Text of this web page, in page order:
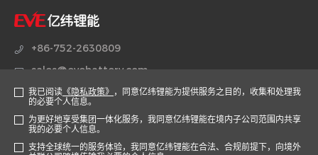
+86-752-2630809
sales@evebattery.com
广东省惠州市仲恺高新区惠风七路38号
我已阅读 《隐私政策》 ，同意亿纬锂能为提供服务之目的，收集和处理我
的必要个人信息。
为更好地享受集团一体化服务，我同意亿纬锂能在境内子公司范围内共享
我的必要个人信息。
支持全球统一的服务体验，我同意亿纬锂能在合法、合规前提下，向境外